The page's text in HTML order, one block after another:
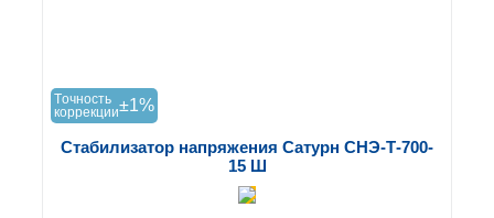
Tочность
коррекции±1%
Стабилизатор напряжения Сатурн СНЭ-Т-700-
15 Ш